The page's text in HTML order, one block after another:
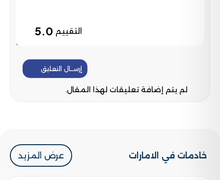
التقييم 5.0
إرســال التعليق
لم يتم إضافة تعليقات لهذا المقال.
خادمات في الامارات عرض المزيد